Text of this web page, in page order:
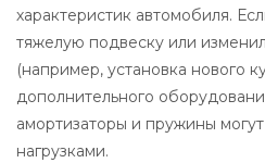
характеристик автомобиля.
тяжелую подвеску или
(например, установка нового
дополнительного
амортизаторы и пружины
нагрузками.